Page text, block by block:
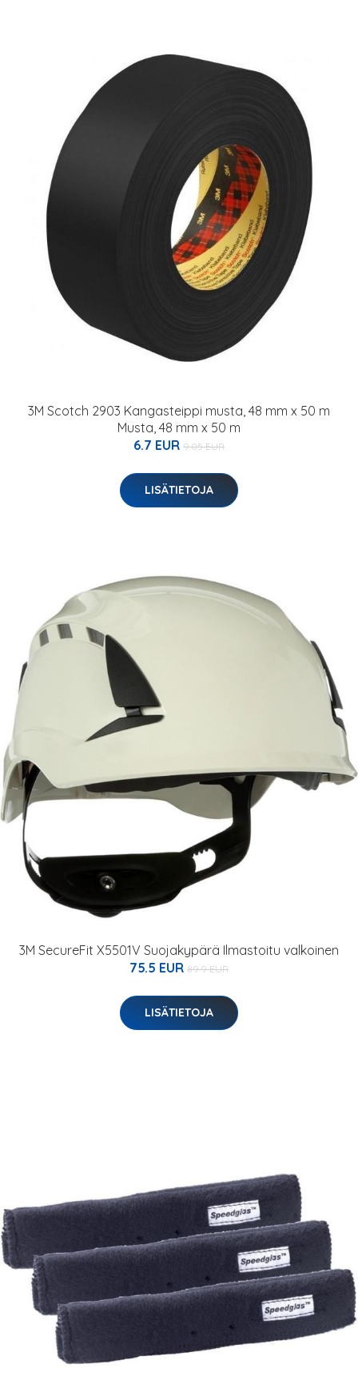
3M Scotch 2903 Kangasteippi musta, 48 mm x 50 m
Musta, 48 mm x 50 m
6.7 EUR 9.05 EUR
LISÄTIETOJA
3M SecureFit X5501V Suojakypärä Ilmastoitu valkoinen
75.5 EUR 89.9 EUR
LISÄTIETOJA